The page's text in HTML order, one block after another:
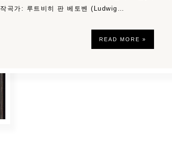
작곡가: 루트비히 판 베토벤 (Ludwig…
READ MORE »